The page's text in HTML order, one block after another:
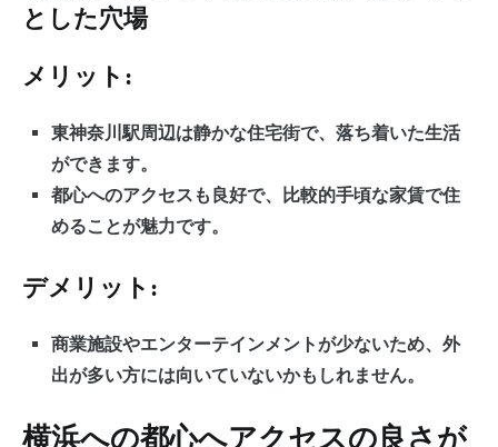
とした穴場
メリット:
東神奈川駅周辺は静かな住宅街で、落ち着いた生活
ができます。
都心へのアクセスも良好で、比較的手頃な家賃で住
めることが魅力です。
デメリット:
商業施設やエンターテインメントが少ないため、外
出が多い方には向いていないかもしれません。
横浜への都心へアクセスの良さが